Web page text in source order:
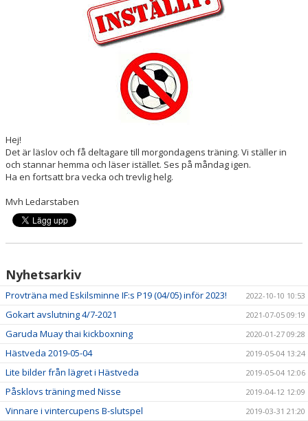
Hej!
Det är läslov och få deltagare till morgondagens träning. Vi ställer in
och stannar hemma och läser istället. Ses på måndag igen.
Ha en fortsatt bra vecka och trevlig helg.
Mvh Ledarstaben
Nyhetsarkiv
Provträna med Eskilsminne IF:s P19 (04/05) inför 2023! 2022-10-10 10:53
Gokart avslutning 4/7-2021 2021-07-05 09:19
Garuda Muay thai kickboxning 2020-01-27 09:28
Hästveda 2019-05-04 2019-05-04 13:24
Lite bilder från lägret i Hästveda 2019-05-04 12:06
Påsklovs träning med Nisse 2019-04-12 12:09
Vinnare i vintercupens B-slutspel 2019-03-31 21:20